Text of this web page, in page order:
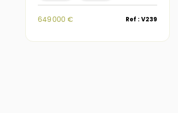
649 000 € Ref : V239